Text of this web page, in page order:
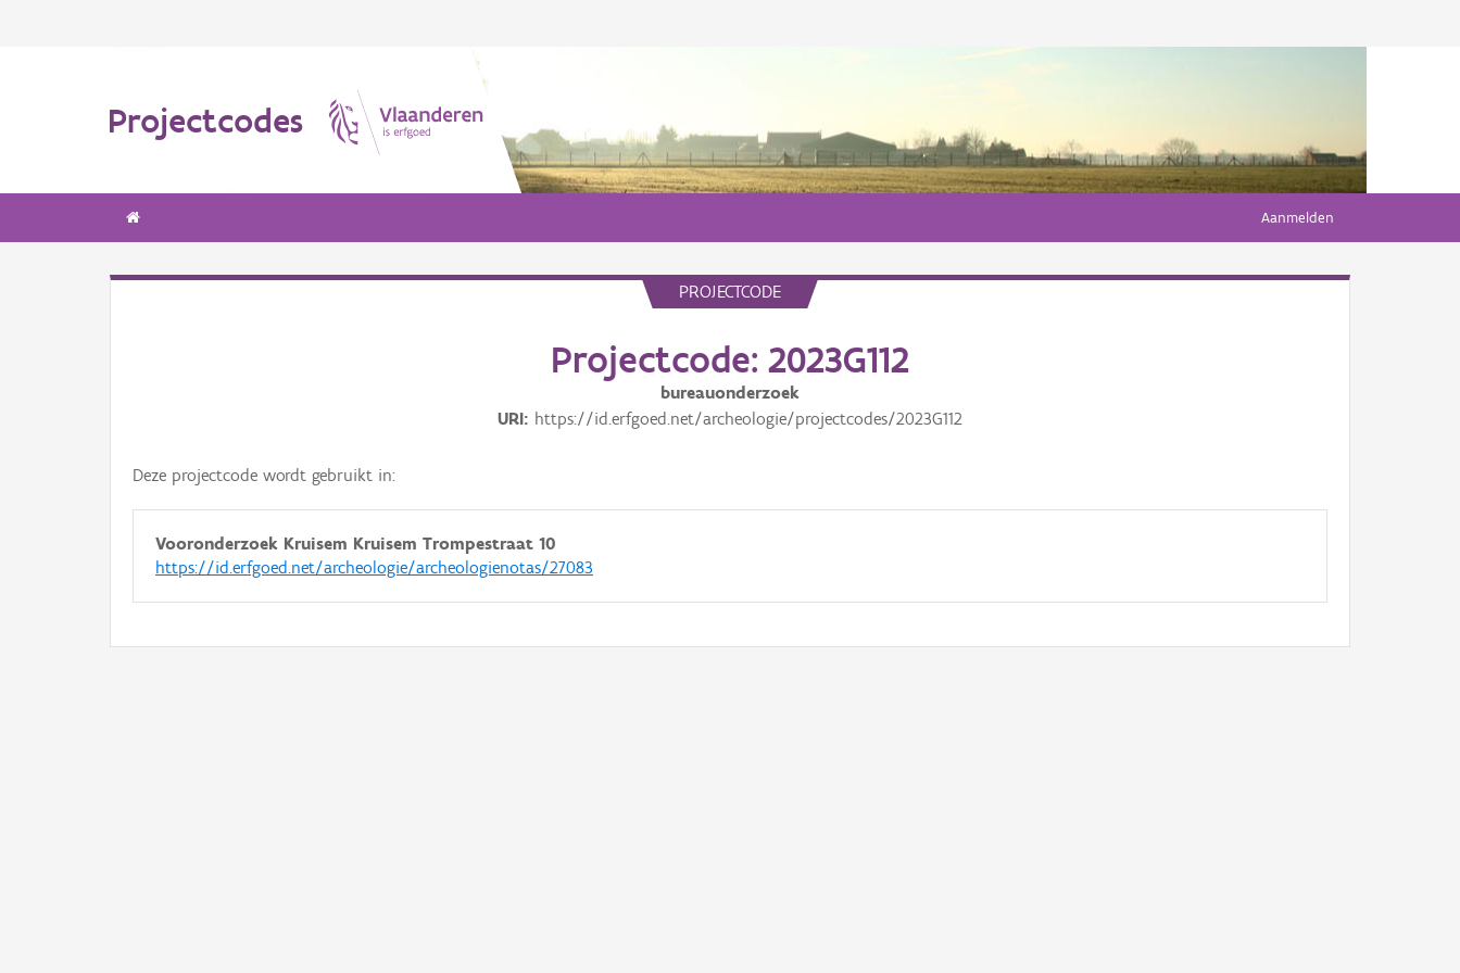
Projectcodes
Aanmelden
PROJECTCODE
Projectcode: 2023G112
bureauonderzoek
URI https://id.erfgoed.net/archeologie/projectcodes/2023G112
Deze projectcode wordt gebruikt in:
Vooronderzoek Kruisem Kruisem Trompestraat 10
https://id.erfgoed.net/archeologie/archeologienotas/27083